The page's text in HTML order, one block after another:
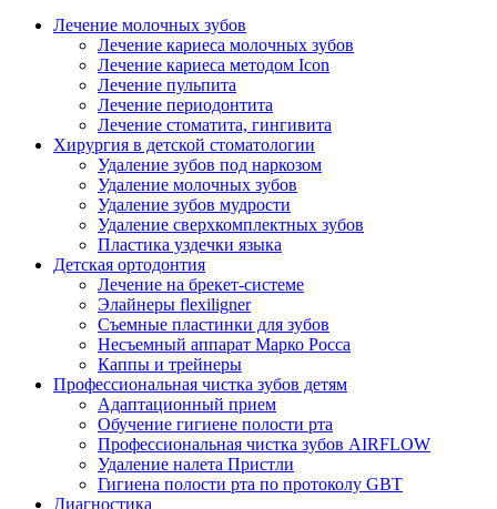
Лечение молочных зубов
Лечение кариеса молочных зубов
Лечение кариеса методом Icon
Лечение пульпита
Лечение периодонтита
Лечение стоматита, гингивита
Хирургия в детской стоматологии
Удаление зубов под наркозом
Удаление молочных зубов
Удаление зубов мудрости
Удаление сверхкомплектных зубов
Пластика уздечки языка
Детская ортодонтия
Лечение на брекет-системе
Элайнеры flexiligner
Съемные пластинки для зубов
Несъемный аппарат Марко Росса
Каппы и трейнеры
Профессиональная чистка зубов детям
Адаптационный прием
Обучение гигиене полости рта
Профессиональная чистка зубов AIRFLOW
Удаление налета Пристли
Гигиена полости рта по протоколу GBT
Диагностика